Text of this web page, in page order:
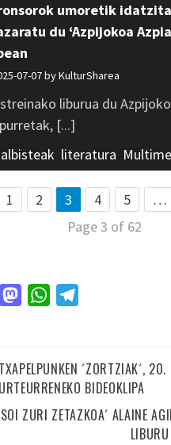
umoretik
du ‘Azpijokoa
07-07 byKulturSharea
liburua du
[...]
literatura
1 2 3 4 5 …
Page 3 of 62
TwitterMastodonWhatsApp
TXAPELPUNKEN ´ZORTZIAK´, 20.
URTEURRENEKO BIDEOKLIPA
ZURI ZETAZKOA´ ALAINE